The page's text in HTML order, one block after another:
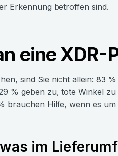
Erkennung betroffen sind.
eine XDR-
sind Sie nicht allein: 83
% geben zu, tote Winkel
brauchen Hilfe, wenn es
im